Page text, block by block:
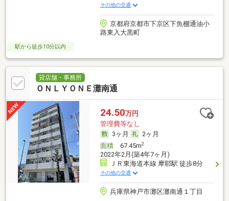
その他の交通
京都府京都市下京区下魚棚通油小
路東入大黒町
駅から徒歩10分以内
貸店舗・事務所
ＯＮＬＹＯＮＥ灘南通
24.50万円
管理費等なし
3ヶ月
2ヶ月
面積67.45m2
2022年2月(築4年7ヶ月)
ＪＲ東海道本線 摩耶駅 徒歩8分
その他の交通
兵庫県神戸市灘区灘南通１丁目